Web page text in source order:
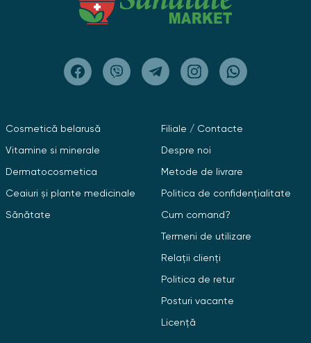
Cosmetică belarusă
Vitamine si minerale
Dermatocosmetica
Ceaiuri și plante medicinale
Sănătate
Filiale / Contacte
Despre noi
Metode de livrare
Politica de confidențialitate
Cum comand?
Termeni de utilizare
Relații clienți
Politica de retur
Posturi vacante
Licență